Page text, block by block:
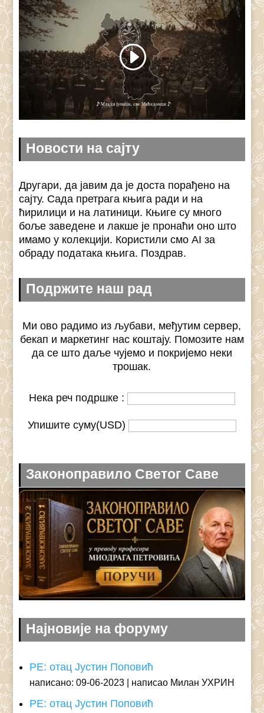
Новости на сајту
Другари, да јавим да је доста порађено на
сајту. Сада претрага књига ради и на
ћирилици и на латиници. Књиге су много
боље заведене и лакше је пронаћи оно што
имамо у колекцији. Користили смо AI за
обраду података књига. Поздрав.
Подржите наш рад
Ми ово радимо из љубави, међутим сервер,
бекап и маркетинг нас коштају. Помозите нам
да се што даље чујемо и покријемо неки
трошак.
Нека реч подршке :
Упишите суму(USD)
Законоправило Светог Саве
Најновије на форуму
РЕ: отац Јустин Поповић
написано: 09-06-2023 написао Милан УХРИН
РЕ: отац Јустин Поповић